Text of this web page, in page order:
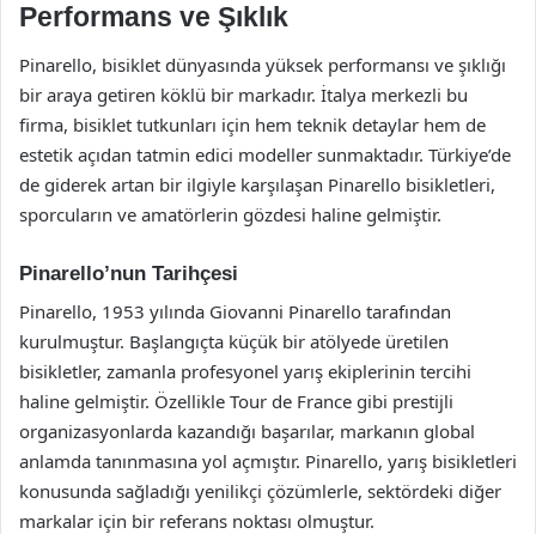
Performans ve Şıklık
Pinarello, bisiklet dünyasında yüksek performansı ve şıklığı
bir araya getiren köklü bir markadır. İtalya merkezli bu
firma, bisiklet tutkunları için hem teknik detaylar hem de
estetik açıdan tatmin edici modeller sunmaktadır. Türkiye’de
de giderek artan bir ilgiyle karşılaşan Pinarello bisikletleri,
sporcuların ve amatörlerin gözdesi haline gelmiştir.
Pinarello’nun Tarihçesi
Pinarello, 1953 yılında Giovanni Pinarello tarafından
kurulmuştur. Başlangıçta küçük bir atölyede üretilen
bisikletler, zamanla profesyonel yarış ekiplerinin tercihi
haline gelmiştir. Özellikle Tour de France gibi prestijli
organizasyonlarda kazandığı başarılar, markanın global
anlamda tanınmasına yol açmıştır. Pinarello, yarış bisikletleri
konusunda sağladığı yenilikçi çözümlerle, sektördeki diğer
markalar için bir referans noktası olmuştur.